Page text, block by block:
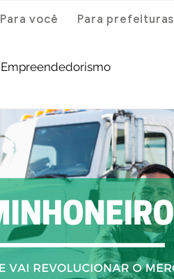
Para você Para prefeituras
Empreendedorismo